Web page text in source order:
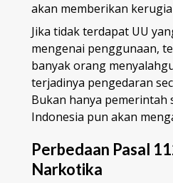
akan memberikan
Jika tidak terdapat UU
mengenai penggunaan,
banyak orang
terjadinya pengedaran
Bukan hanya pemerintah
Indonesia pun akan
Perbedaan Pasal
Narkotika